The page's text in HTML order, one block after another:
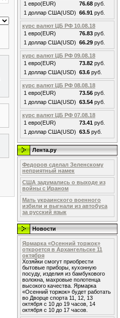
1 евро(EUR)
76.68 руб.
1 доллар США(USD) 66.91 руб.
курс валют ЦБ РФ 10.08.18
1 евро(EUR)
76.83 руб.
1 доллар США(USD) 66.29 руб.
курс валют ЦБ РФ 09.08.18
1 евро(EUR)
73.82 руб.
1 доллар США(USD) 63.6 руб.
курс валют ЦБ РФ 08.08.18
1 евро(EUR)
73.56 руб.
1 доллар США(USD) 63.54 руб.
курс валют ЦБ РФ 07.08.18
1 евро(EUR)
73.41 руб.
1 доллар США(USD) 63.5 руб.
Лента.ру
Федоров сделал Зеленскому
неприятный намек
США задумались о выходе из
войны с Ираном
Мать украинского военного
избили и выгнали из автобуса
за русский язык
Новости
Ярмарка «Осенний торжок»
откроется в Архангельске 11
октября
Хозяйки смогут приобрести
бытовые приборы, кухонную
посуду, изделия из бамбукового
волокна, махровые полотенца
высокого качества. Ярмарка
«Осенний торжок» будет работать
во Дворце спорта 11, 12, 13
октября с 10 до 19 часов, 14
октября с 10 до 17 часов.